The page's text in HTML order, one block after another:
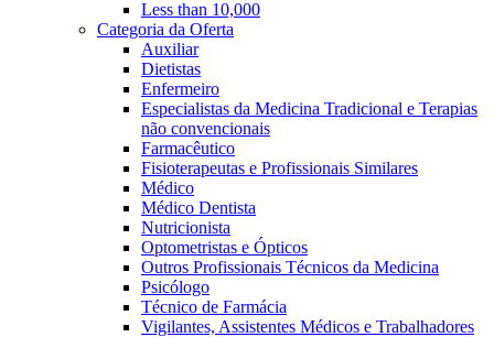
Less than 10,000
Categoria da Oferta
Auxiliar
Dietistas
Enfermeiro
Especialistas da Medicina Tradicional e Terapias
não convencionais
Farmacêutico
Fisioterapeutas e Profissionais Similares
Médico
Médico Dentista
Nutricionista
Optometristas e Ópticos
Outros Profissionais Técnicos da Medicina
Psicólogo
Técnico de Farmácia
Vigilantes, Assistentes Médicos e Trabalhadores